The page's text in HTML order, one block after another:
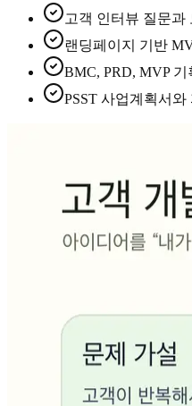
고객 인터뷰 질문과
랜딩페이지 기반
BMC, PRD, MVP 기
PSST 사업계획서